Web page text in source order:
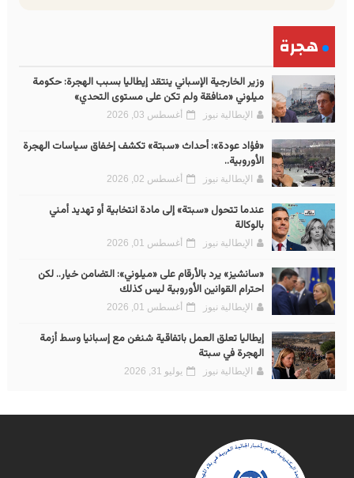
هجرة
وزير الخارجية الإسباني ينتقد إيطاليا بسبب الهجرة: حكومة
ميلوني «منافقة ولم تكن على مستوى التحدي»
الإيطالية نيوز أغسطس 03, 2026
«فؤاد عودة»: أحداث «سبتة» تكشف إخفاق سياسات الهجرة
الأوروبية..
الإيطالية نيوز أغسطس 02, 2026
عندما تتحول «سبتة» إلى مادة انتخابية أو تهديد أمني
بالوكالة
الإيطالية نيوز أغسطس 01, 2026
«سانشيز» يرد بالأرقام على «ميلوني»: التضامن خيار.. لكن
احترام القوانين الأوروبية ليس كذلك
الإيطالية نيوز أغسطس 01, 2026
إيطاليا تعلق العمل باتفاقية شنغن مع إسبانيا وسط أزمة
الهجرة في سبتة
الإيطالية نيوز يوليو 31, 2026